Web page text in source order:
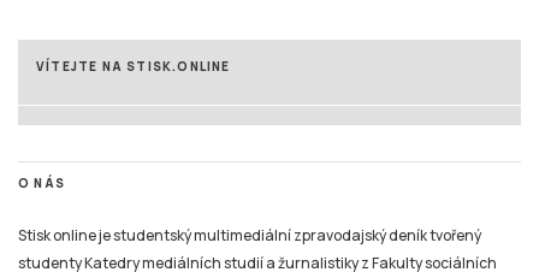
VÍTEJTE NA STISK.ONLINE
O NÁS
Stisk online je studentský multimediální zpravodajský deník tvořený
studenty Katedry mediálních studií a žurnalistiky z Fakulty sociálních